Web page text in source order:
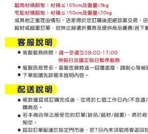
【注意事項】
１．透過由恩沛科技股份有限公司提供之「AFTEE
易，需依本服務之必要範圍內提供個人資料，並將交
權轉讓予恩沛科技股份有限公司。
２．關於個人資料處理事宜，請瀏覽以下網址：
https://aftee.tw/terms/#terms3
３．未成年的使用者請事先徵得法定代理人或監護人
「AFTEE先享後付」，若未經同意申辦者引起之損
任。
４．使用「AFTEE先享後付」時，將依據個別帳號
時審查核予不同之上限額度；若仍有額度不足之情
請求用戶進行身份認證。
５．嚴禁一人註冊多個帳號或使用他人資訊註冊。若
恩沛科技股份有限公司將有權停止該用戶之使用額
宅配
每筆NT$120，滿NT$899(含以上)免運費